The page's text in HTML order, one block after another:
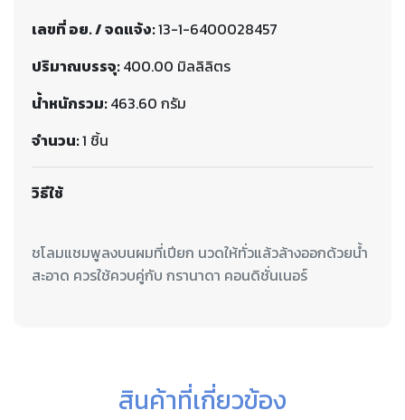
เลขที่ อย. / จดแจ้ง:13-1-6400028457
ปริมาณบรรจุ:400.00 มิลลิลิตร
น้ำหนักรวม:463.60 กรัม
จำนวน:1 ชิ้น
วิธีใช้
ชโลมแชมพูลงบนผมที่เปียก นวดให้ทั่วแล้วล้างออกด้วยน้ำ
สะอาด ควรใช้ควบคู่กับ กรานาดา คอนดิชั่นเนอร์
สินค้าที่เกี่ยวข้อง